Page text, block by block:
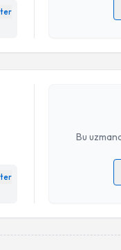
Kişisel
işlenmesini
Bu
Randevu
Kişisel
işlenmesini